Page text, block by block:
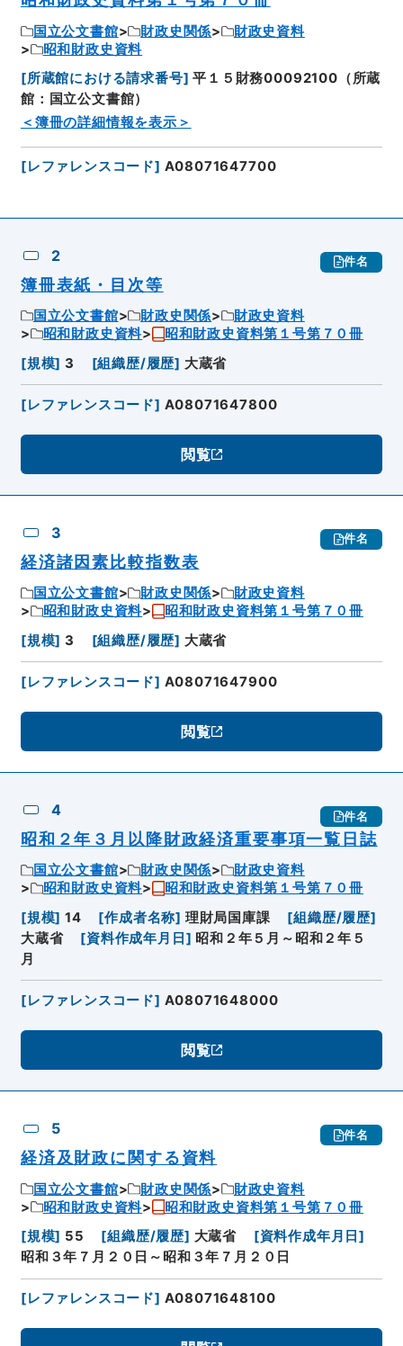
国立公文書館 財政史関係
財政史資料
昭和財政史資料
[所蔵館における請求番号] 平１５財務00092100（所蔵
館：国立公文書館）
＜簿冊の詳細情報を表示＞
[レファレンスコード] A08071647700
2 件名
簿冊表紙・目次等
国立公文書館 財政史関係
財政史資料
昭和財政史資料
昭和財政史資料第１号第７０冊
[規模] 3 [組織歴/履歴] 大蔵省
[レファレンスコード] A08071647800
閲覧
3 件名
経済諸因素比較指数表
国立公文書館 財政史関係
財政史資料
昭和財政史資料
昭和財政史資料第１号第７０冊
[規模] 3 [組織歴/履歴] 大蔵省
[レファレンスコード] A08071647900
閲覧
4 件名
昭和２年３月以降財政経済重要事項一覧日誌
国立公文書館 財政史関係
財政史資料
昭和財政史資料
昭和財政史資料第１号第７０冊
[規模] 14 [作成者名称] 理財局国庫課 [組織歴/履歴]
大蔵省
[資料作成年月日 ] 昭和２年５月～昭和２年５
月
[レファレンスコード] A08071648000
閲覧
5 件名
経済及財政に関する資料
国立公文書館 財政史関係
財政史資料
昭和財政史資料
昭和財政史資料第１号第７０冊
[規模] 55 [組織歴/履歴] 大蔵省 [資料作成年月日]
昭和３年７月２０日～昭和３年７月２０日
[レファレンスコード] A08071648100